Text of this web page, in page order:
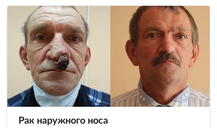
Рак наружного носа